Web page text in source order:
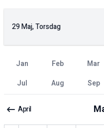
29 Maj, Torsdag
jan feb mar
jul
aug sep
April